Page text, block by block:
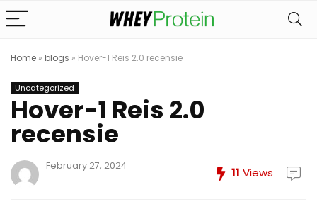
Home » blogs » Hover-1 Reis 2.0 recensie
Uncategorized
Hover-1 Reis 2.0
recensie
February 27, 2024 11 Views